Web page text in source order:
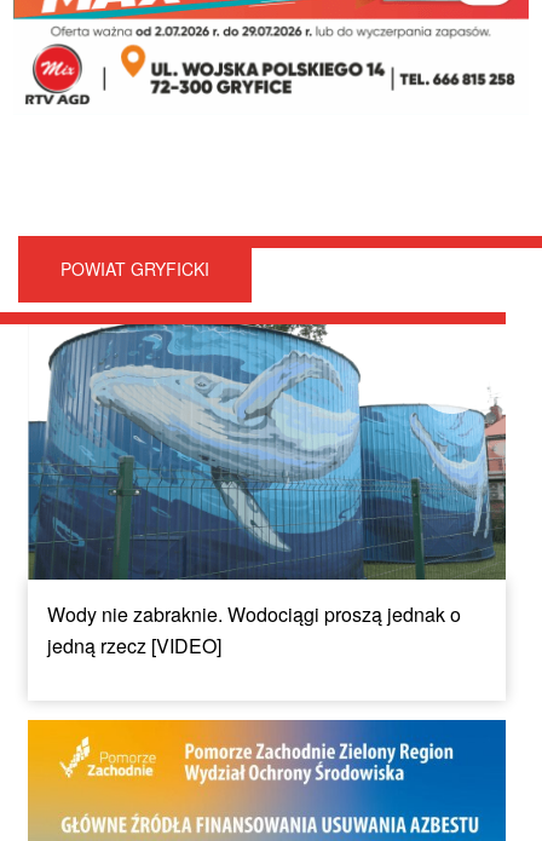
POWIAT GRYFICKI
Wody nie zabraknie. Wodociągi proszą jednak o
jedną rzecz [VIDEO]